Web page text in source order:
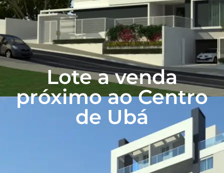
Lote a venda
próximo ao Centro
de Ubá